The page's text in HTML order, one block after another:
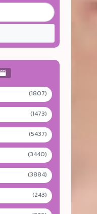
(1807)
(1473)
(5437)
(3440)
(3884)
(243)